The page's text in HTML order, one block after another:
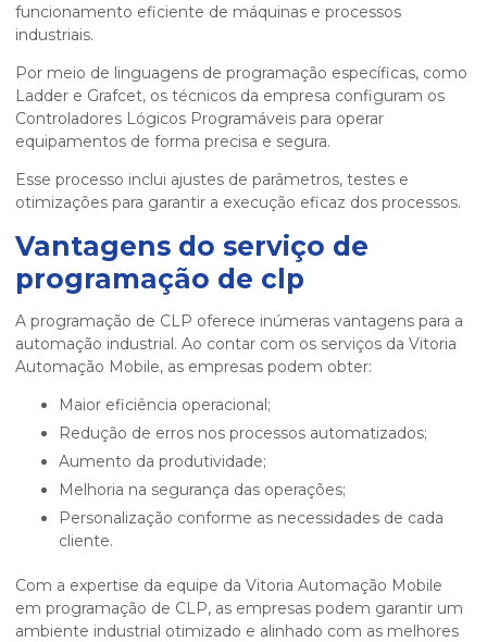
funcionamento eficiente de máquinas e processos
industriais.
Por meio de linguagens de programação específicas, como
Ladder e Grafcet, os técnicos da empresa configuram os
Controladores Lógicos Programáveis para operar
equipamentos de forma precisa e segura.
Esse processo inclui ajustes de parâmetros, testes e
otimizações para garantir a execução eficaz dos processos.
Vantagens do serviço de
programação de clp
A programação de CLP oferece inúmeras vantagens para a
automação industrial. Ao contar com os serviços da Vitoria
Automação Mobile, as empresas podem obter:
Maior eficiência operacional;
Redução de erros nos processos automatizados;
Aumento da produtividade;
Melhoria na segurança das operações;
Personalização conforme as necessidades de cada
cliente.
Com a expertise da equipe da Vitoria Automação Mobile
em programação de CLP, as empresas podem garantir um
ambiente industrial otimizado e alinhado com as melhores